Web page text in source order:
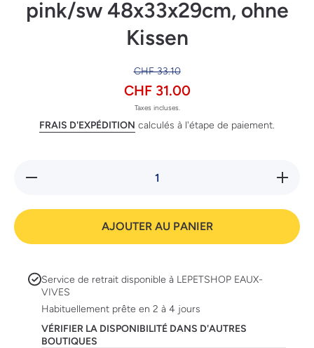
pink/sw 48x33x29cm, ohne
Kissen
CHF 33.10
CHF 31.00
Taxes incluses.
FRAIS D'EXPÉDITION calculés à l'étape de paiement.
Réduire la
Atlas
pink/
AJOUTER AU PANIER
Service de retrait disponible à LEPETSHOP EAUX-
VIVES
Habituellement prête en 2 à 4 jours
VÉRIFIER LA DISPONIBILITÉ DANS D'AUTRES
BOUTIQUES